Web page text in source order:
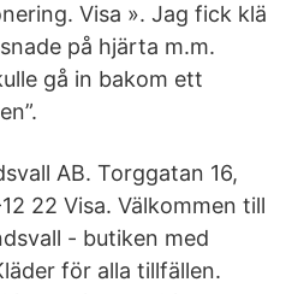
Visa ». Jag fick klä
på hjärta m.m.
gå in bakom ett
AB. Torggatan 16,
22 Visa. Välkommen till
- butiken med
för alla tillfällen.